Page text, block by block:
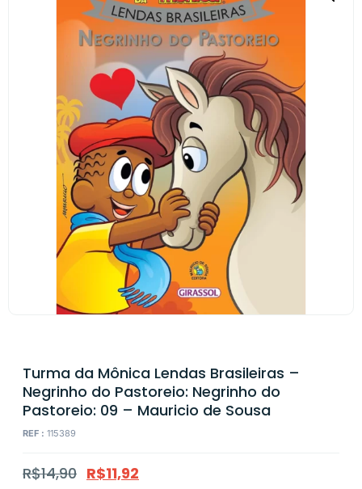
Turma da Mônica Lendas Brasileiras –
Negrinho do Pastoreio: Negrinho do
Pastoreio: 09 – Mauricio de Sousa
REF : 115389
R$14,90 R$11,92